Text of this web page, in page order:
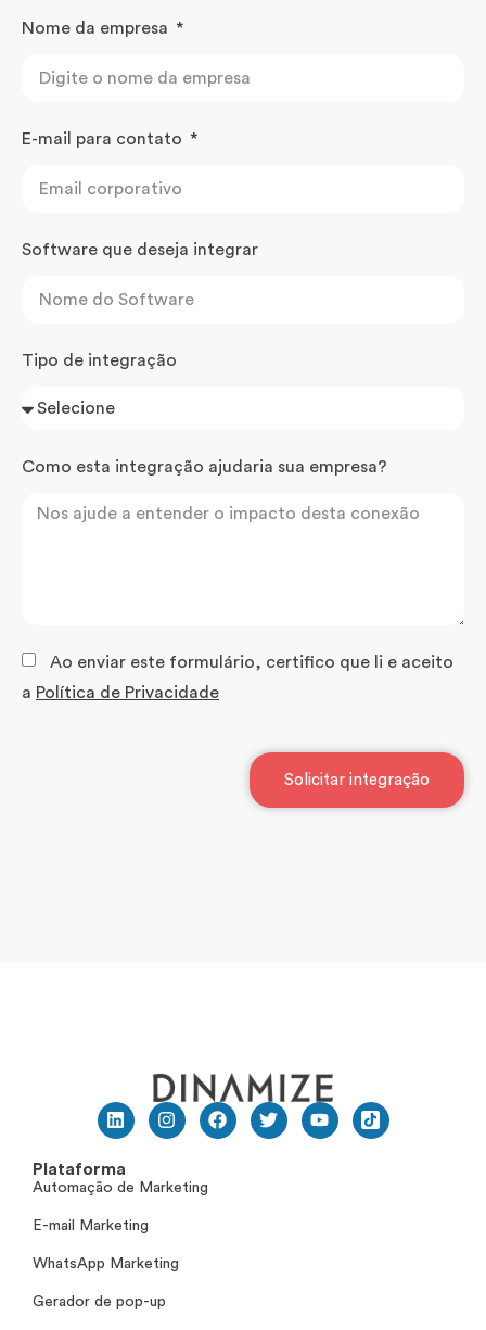
Nome da empresa
E-mail para contato
Software que deseja integrar
Tipo de integração
Como esta integração ajudaria sua empresa?
Ao enviar este formulário, certifico que li e aceito
a Política de Privacidade
Solicitar integração
Plataforma
Automação de Marketing
E-mail Marketing
WhatsApp Marketing
Gerador de pop-up